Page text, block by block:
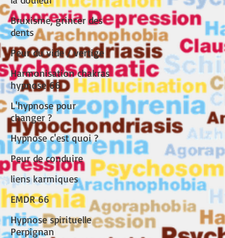
Bruxisme, grincer des
dents
Peur du vide / vertige
Harmonisation chakras
hypnose 66
L'hypnose pour
changer ?
Hypnose c'est quoi ?
Peur de conduire
liens karmiques
EMDR 66
Hypnose spirituelle
Perpignan